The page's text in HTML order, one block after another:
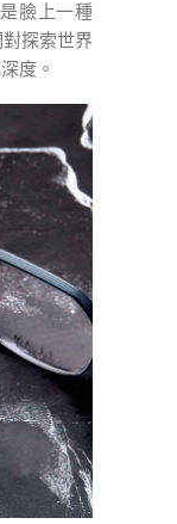
臉上一種
探索世界
度。